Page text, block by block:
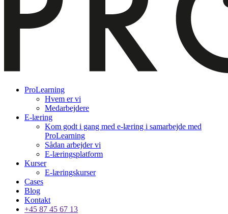
ProLearning
Hvem er vi
Medarbejdere
E-læring
Kom godt i gang med e-læring i samarbejde med
ProLearning
Sådan arbejder vi
E-læringsplatform
Kurser
E-læringskurser
Cases
Blog
Kontakt
+45 87 45 67 13